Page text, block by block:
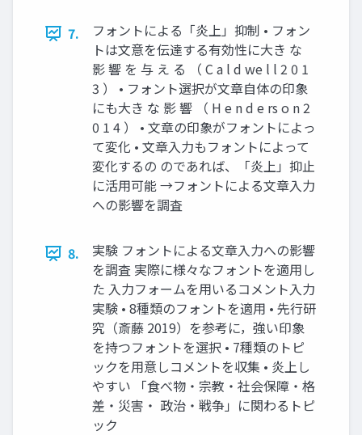
7.
フォントによる「炎上」抑制 • フォン
トは文意を伝達する有効性に大き な
影 響 を 与 え る （ C a l d we l l 2 0 1
3 ） • フォント選択が文章自体の印象
にも大き な 影 響 （ H e n d e rs o n 2
0 1 4 ） • 文章の印象がフォントによっ
て変化 • 文章入力もフォントによって
変化するの のであれば、「炎上」抑止
に活用可能 →フォントによる文章入力
への影響を調査
8.
実験 フォントによる文章入力への影響
を調査 実際に様々なフォントを適用し
た 入力フォームを用いるコメント入力
実験 • 8種類のフォントを適用 • 先行研
究（斎藤 2019）を参考に，強い印象
を持つフォントを選択 • 7種類のトピ
ックを用意しコメントを収集 • 炎上し
やすい 「食べ物・宗教・社会保障・格
差・災害・ 政治・戦争」に関わるトピ
ック